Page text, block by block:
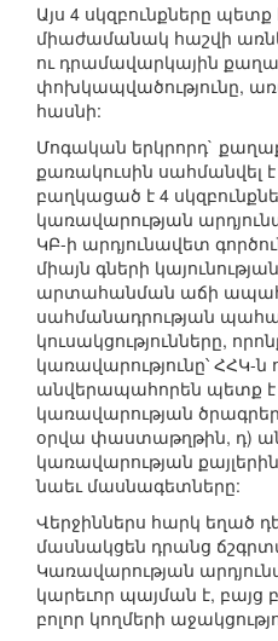
Այս 4 սկզբունքները պետք
միաժամանակ հաշվի
ու դրամավարկային
փոխկապվածությունը,
հասնի:
Մոգական երկրորդ`
քառակուսին սահմանվել է
բաղկացած է 4
կառավարության
ԿԲ-ի արդյունավետ
միայն գների
արտահանման աճի
սահմանադրության
կուսակցությունները,
կառավարությունը՝ ՀՀԿ-ն
անվերապահորեն պետք
կառավարության
օրվա փաստաթղթին, դ)
կառավարության
նաեւ մասնագետները:
Վերջիններս հարկ եղած
մասնակցեն դրանց
Կառավարության
կարեւոր պայման է, բայց
բոլոր կողմերի